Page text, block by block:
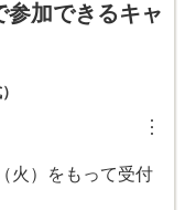
参加できるキャ
︙
火）をもって受付